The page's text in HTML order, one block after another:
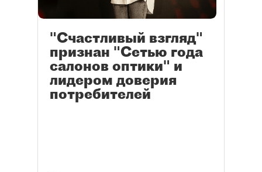
"Счастливый взгляд"
признан "Сетью года
салонов оптики" и
лидером доверия
потребителей